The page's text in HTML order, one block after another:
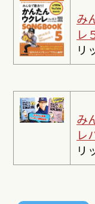
み
レ
リ
み
レ
リ